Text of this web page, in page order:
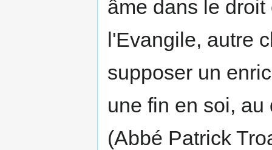
âme dans le
l'Evangile, autre
supposer un
une fin en soi,
(Abbé Patrick